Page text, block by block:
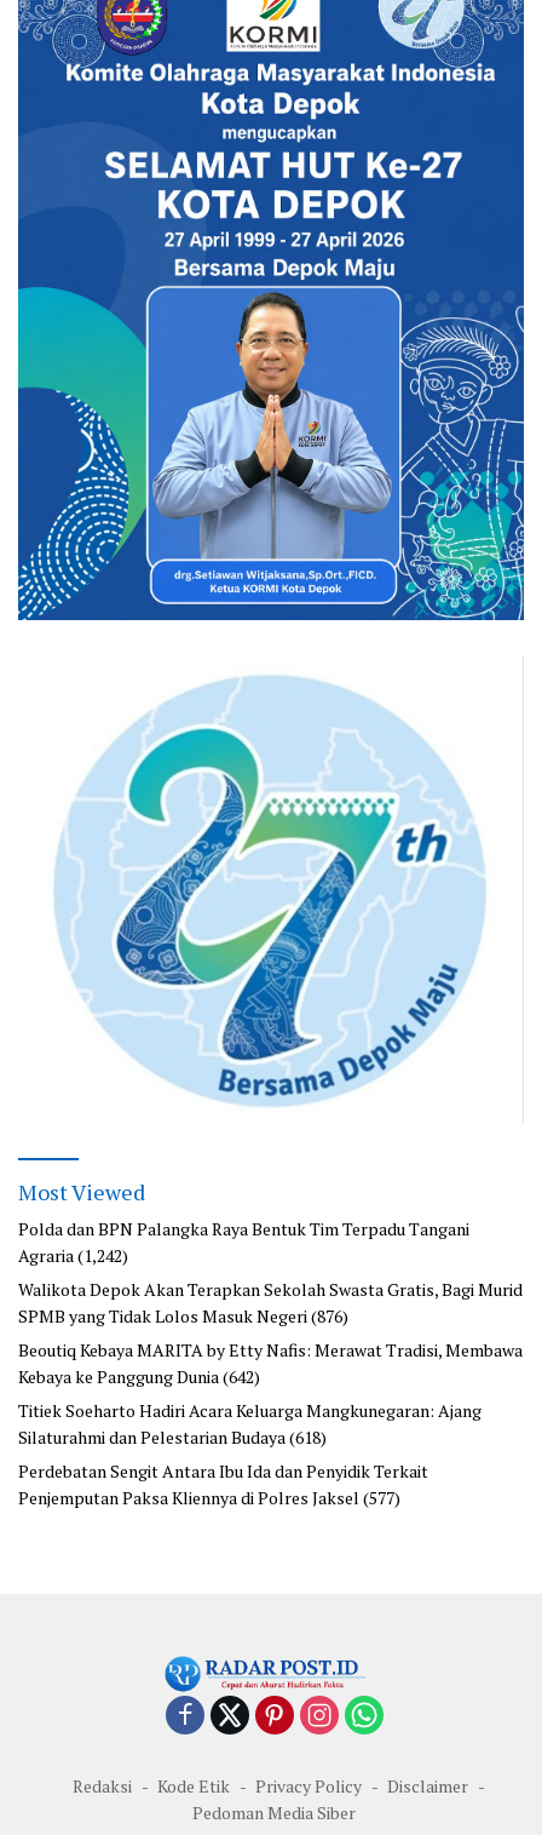
Most Viewed
Polda dan BPN Palangka Raya Bentuk Tim Terpadu Tangani
Agraria(1,242)
Walikota Depok Akan Terapkan Sekolah Swasta Gratis, Bagi Murid
SPMB yang Tidak Lolos Masuk Negeri(876)
Beoutiq Kebaya MARITA by Etty Nafis: Merawat Tradisi, Membawa
Kebaya ke Panggung Dunia(642)
Titiek Soeharto Hadiri Acara Keluarga Mangkunegaran: Ajang
Silaturahmi dan Pelestarian Budaya(618)
Perdebatan Sengit Antara Ibu Ida dan Penyidik Terkait
Penjemputan Paksa Kliennya di Polres Jaksel (577)
Redaksi Kode Etik Privacy Policy
Disclaimer
Pedoman Media Siber